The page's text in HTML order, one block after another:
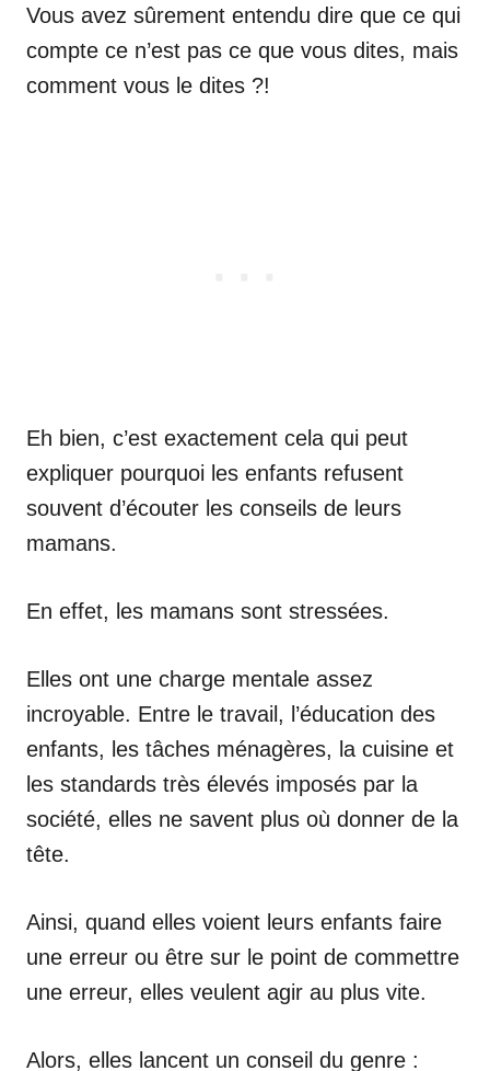
Vous avez sûrement entendu dire que ce qui
compte ce n’est pas ce que vous dites, mais
comment vous le dites ?!
Eh bien, c’est exactement cela qui peut
expliquer pourquoi les enfants refusent
souvent d’écouter les conseils de leurs
mamans.
En effet, les mamans sont stressées.
Elles ont une charge mentale assez
incroyable. Entre le travail, l’éducation des
enfants, les tâches ménagères, la cuisine et
les standards très élevés imposés par la
société, elles ne savent plus où donner de la
tête.
Ainsi, quand elles voient leurs enfants faire
une erreur ou être sur le point de commettre
une erreur, elles veulent agir au plus vite.
Alors, elles lancent un conseil du genre :